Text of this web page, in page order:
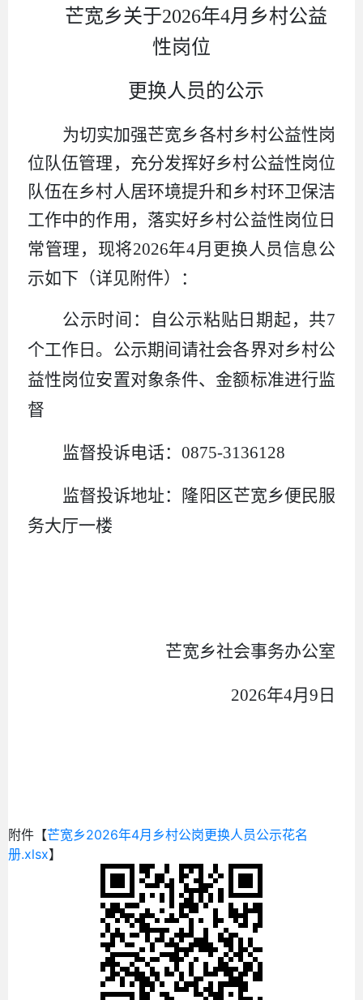
芒宽乡关于2026年4月乡村公益
性岗位
更换人员的公示
为切实加强芒宽乡各村乡村公益性岗
位队伍管理，充分发挥好乡村公益性岗位
队伍在乡村人居环境提升和乡村环卫保洁
工作中的作用， 落实好乡村公益性岗位日
常管理，现将2026年4月更换人员信息公
示如下（详见附件）：
公示时间：自公示粘贴日期起，共7
个工作日。公示期间请社会各界对乡村公
益性岗位安置对象条件、金额标准进行监
督
监督投诉电话： 0875-3136128
监督投诉地址：隆阳区芒宽乡便民服
务大厅一楼
芒宽乡社会事务办公室
2026年4月 9 日
附件【芒宽乡2026年4月乡村公岗更换人员公示花名
册.xlsx】